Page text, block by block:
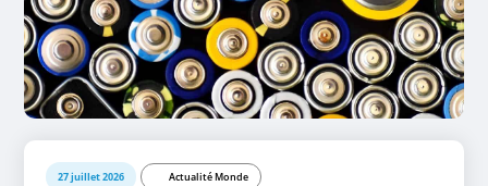
27 juillet 2026 Actualité Monde